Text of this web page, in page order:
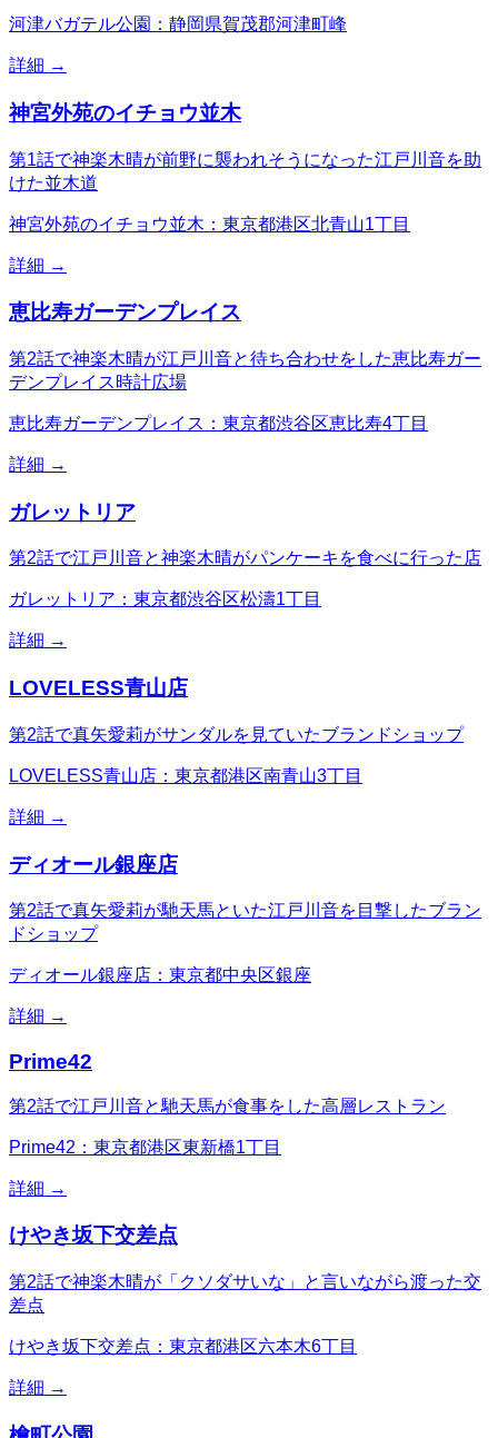
河津バガテル公園：静岡県賀茂郡河津町峰
詳細 →
神宮外苑のイチョウ並木
第1話で神楽木晴が前野に襲われそうになった江戸川音を助
けた並木道
神宮外苑のイチョウ並木：東京都港区北青山1丁目
詳細 →
恵比寿ガーデンプレイス
第2話で神楽木晴が江戸川音と待ち合わせをした恵比寿ガー
デンプレイス時計広場
恵比寿ガーデンプレイス：東京都渋谷区恵比寿4丁目
詳細 →
ガレットリア
第2話で江戸川音と神楽木晴がパンケーキを食べに行った店
ガレットリア：東京都渋谷区松濤1丁目
詳細 →
LOVELESS青山店
第2話で真矢愛莉がサンダルを見ていたブランドショップ
LOVELESS青山店：東京都港区南青山3丁目
詳細 →
ディオール銀座店
第2話で真矢愛莉が馳天馬といた江戸川音を目撃したブラン
ドショップ
ディオール銀座店：東京都中央区銀座
詳細 →
Prime42
第2話で江戸川音と馳天馬が食事をした高層レストラン
Prime42：東京都港区東新橋1丁目
詳細 →
けやき坂下交差点
第2話で神楽木晴が「クソダサいな」と言いながら渡った交
差点
けやき坂下交差点：東京都港区六本木6丁目
詳細 →